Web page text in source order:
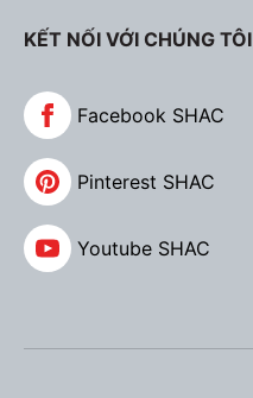
KẾT NỐI VỚI CHÚNG TÔI
Facebook SHAC
Pinterest SHAC
Youtube SHAC